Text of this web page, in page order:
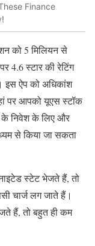
Finance
को 5 मिलियन से
4.6 स्टार की रेटिंग
इस ऐप को अधिकांश
पर आपको यूएस स्टॉक
के निवेश के लिए और
से किया जा सकता
स्टेट भेजते हैं, तो
चार्ज लग जाते हैं।
हैं, तो बहुत ही कम